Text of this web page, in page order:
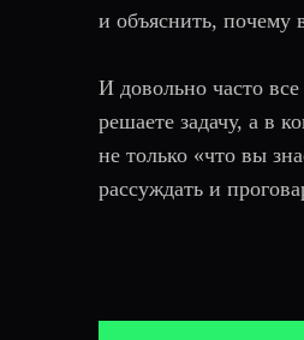
и объяснить, почему
И довольно часто
решаете задачу, а в
не только «что вы
рассуждать и